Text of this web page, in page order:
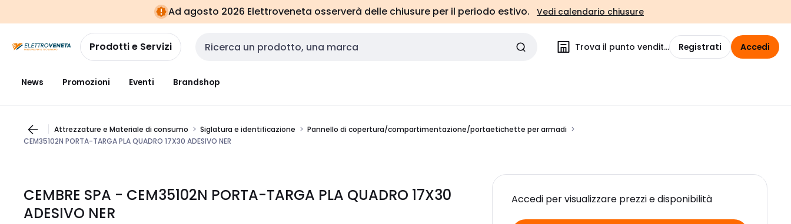
navigazionealla
pagina
Ad agosto 2026 Elettroveneta osserverà delle chiusure per il periodo estivo. Vedi calendario chiusure
Prodotti e Servizi Cerca input Trova il punto vendita Registrati Accedi
News Promozioni Eventi Brandshop
Attrezzature e Materiale di consumo Siglatura e identificazione
Pannello di copertura/compartimentazione/portaetichette per armadi
CEM35102N PORTA-TARGA PLA QUADRO 17X30 ADESIVO NER
CEMBRE SPA - CEM35102N PORTA-TARGA PLA QUADRO 17X30
ADESIVO NER
Accedi per visualizzare prezzi e disponibilità